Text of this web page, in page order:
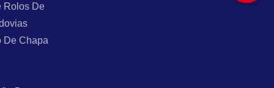
Rolos De
De Chapa